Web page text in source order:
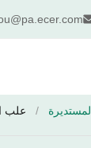
/ علب